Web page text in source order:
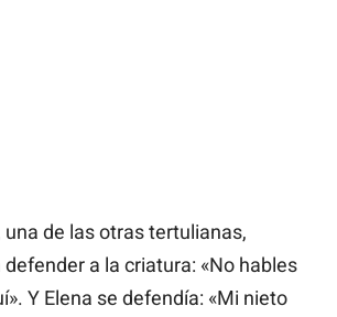
de las otras tertulianas,
a la criatura: «No hables
Y Elena se defendía: «Mi nieto